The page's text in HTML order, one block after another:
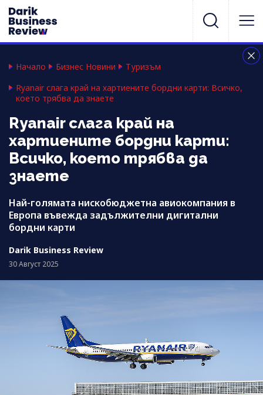
Начало Бизнес Новини
Туризъм
Ryanair слага край на хартиените бордни карти: Всичко,
което трябва да знаете
Ryanair слага край на
хартиените бордни карти:
Всичко, което трябва да
знаете
Най-голямата нискобюджетна авиокомпания в
Европа въвежда задължителни дигитални
бордни карти
Darik Business Review
30 Август 2025